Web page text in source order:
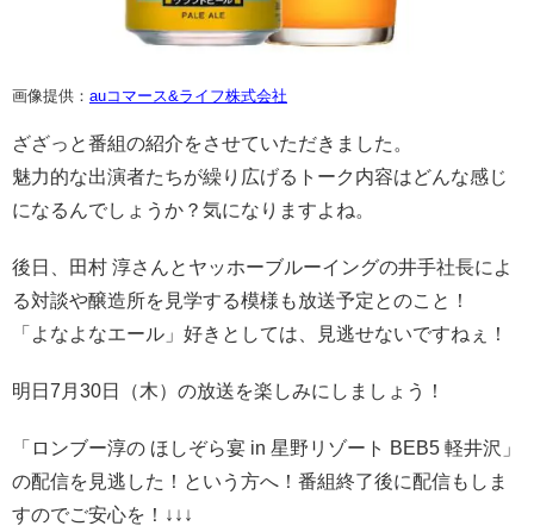
画像提供： auコマース&ライフ株式会社
ざざっと番組の紹介をさせていただきました。
魅力的な出演者たちが繰り広げるトーク内容はどんな感じ
になるんでしょうか？気になりますよね。
後日、田村 淳さんとヤッホーブルーイングの井手社長によ
る対談や醸造所を見学する模様も放送予定とのこと！
「よなよなエール」好きとしては、見逃せないですねぇ！
明日7月30日（木）の放送を楽しみにしましょう！
「ロンブー淳の ほしぞら宴 in 星野リゾート BEB5 軽井沢」
の配信を見逃した！という方へ！番組終了後に配信もしま
すのでご安心を！↓↓↓